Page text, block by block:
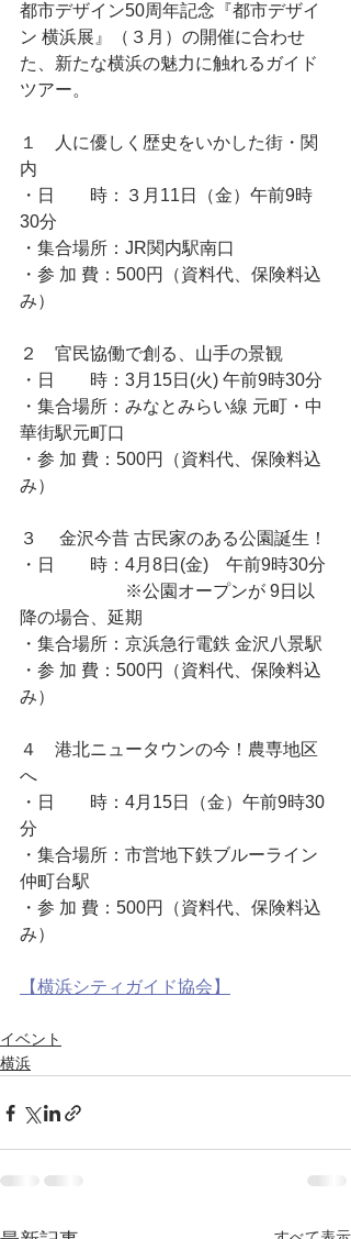
都市デザイン50周年記念『都市デザイ
ン 横浜展』（３月）の開催に合わせ
た、新たな横浜の魅力に触れるガイド
ツアー。
１　人に優しく歴史をいかした街・関
内
・日　　時：３月11日（金）午前9時
30分
・集合場所：JR関内駅南口
・参 加 費：500円（資料代、保険料込
み）
２　官民協働で創る、山手の景観
・日　　時：3月15日(火) 午前9時30分
・集合場所：みなとみらい線 元町・中
華街駅元町口
・参 加 費：500円（資料代、保険料込
み）
３ 　金沢今昔 古民家のある公園誕生！
・日　　時：4月8日(金)　午前9時30分
※公園オープンが 9日以
降の場合、延期
・集合場所：京浜急行電鉄 金沢八景駅
・参 加 費：500円（資料代、保険料込
み）
４　港北ニュータウンの今！農専地区
へ
・日　　時：4月15日（金）午前9時30
分
・集合場所：市営地下鉄ブルーライン
仲町台駅
・参 加 費：500円（資料代、保険料込
み）
【横浜シティガイド協会】
イベント
横浜